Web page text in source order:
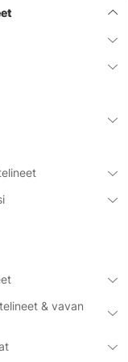
& vavan